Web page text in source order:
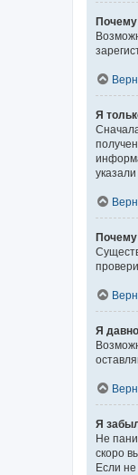
Почему
Я
Почему
Я
Я
Не
скоро
Если